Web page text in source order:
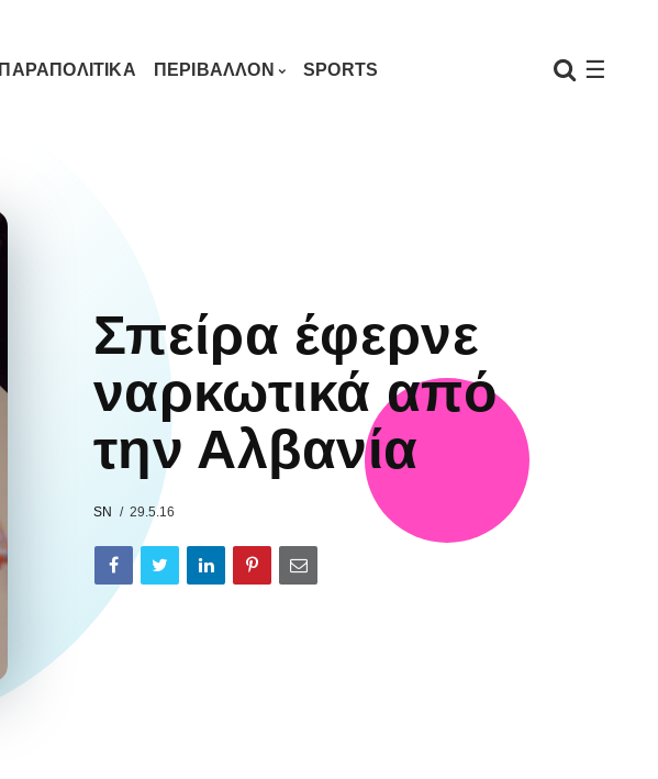
☰
ΠΑΡΑΠΟΛΙΤΙΚΑ ΠΕΡΙΒΑΛΛΟΝ SPORTS
Σπείρα έφερνε
ναρκωτικά από
την Αλβανία
SN 29.5.16